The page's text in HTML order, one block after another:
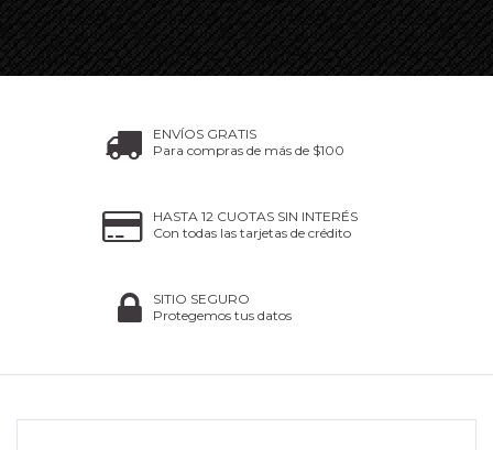
ENVÍOS GRATIS
Para compras de más de $100
HASTA 12 CUOTAS SIN INTERÉS
Con todas las tarjetas de crédito
SITIO SEGURO
Protegemos tus datos